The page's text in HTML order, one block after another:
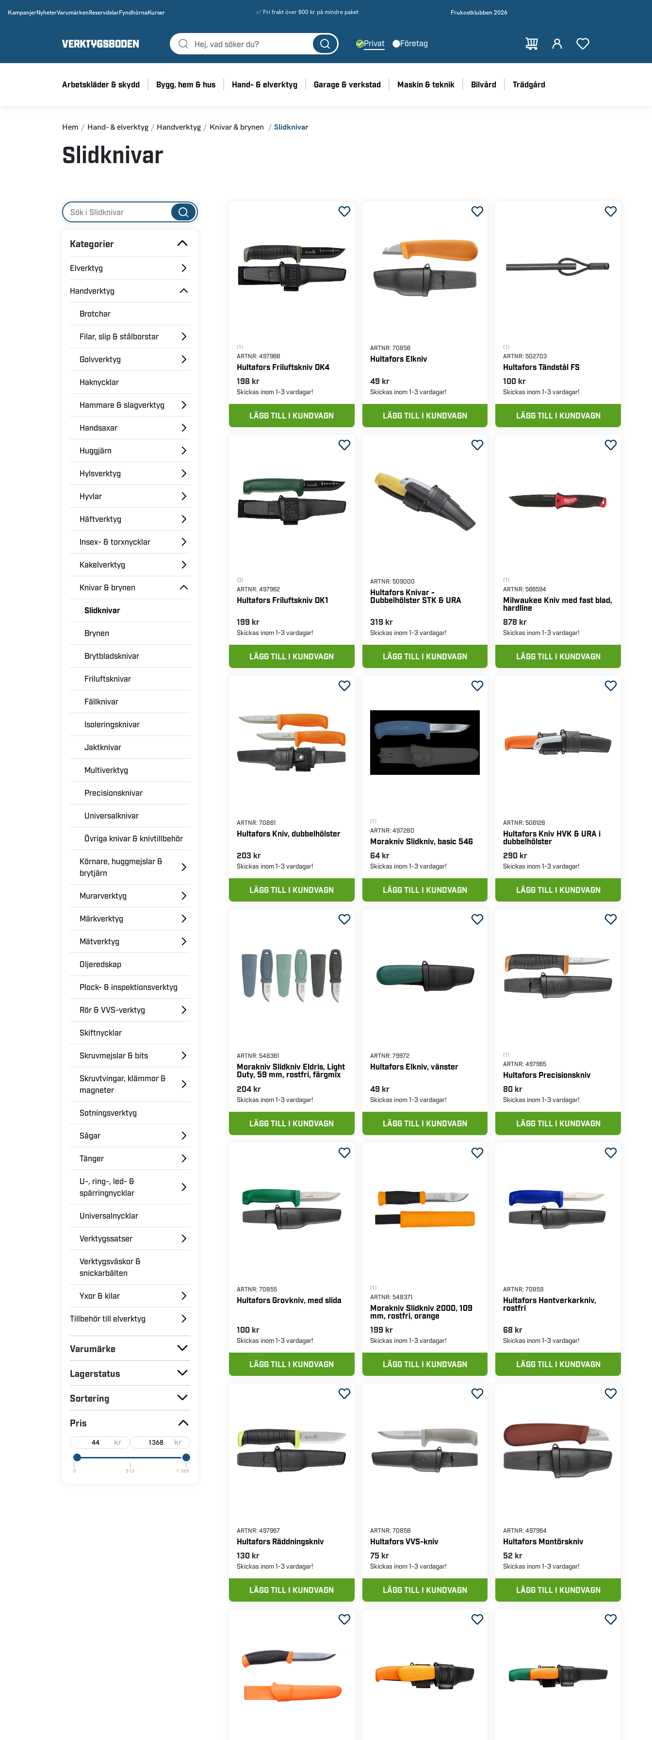
KampanjerNyheterVarumärken ReservdelarFyndhörnaKurser ✅ Fri frakt över 800 kr på mindre paket Frukostklubben 2026
Privat Företag
Arbetskläder & skydd Bygg, hem & hus Hand- & elverktyg Garage & verkstad Maskin & teknik Bilvård Trädgård
Hem Hand- & elverktyg Handverktyg Knivar & brynen Slidknivar
Slidknivar
Kategorier
Elverktyg
Handverktyg
Brotchar
Filar, slip & stålborstar
Golvverktyg
Haknycklar
Hammare & slagverktyg
Handsaxar
Huggjärn
Hylsverktyg
Hyvlar
Häftverktyg
Insex- & torxnycklar
Kakelverktyg
Knivar & brynen
Slidknivar
Brynen
Brytbladsknivar
Friluftsknivar
Fällknivar
Isoleringsknivar
Jaktknivar
Multiverktyg
Precisionsknivar
Universalknivar
Övriga knivar & knivtillbehör
Körnare, huggmejslar &
brytjärn
Murarverktyg
Märkverktyg
Mätverktyg
Oljeredskap
Plock- & inspektionsverktyg
Rör & VVS-verktyg
Skiftnycklar
Skruvmejslar & bits
Skruvtvingar, klämmor &
magneter
Sotningsverktyg
Sågar
Tänger
U-, ring-, led- &
spärringnycklar
Universalnycklar
Verktygssatser
Verktygsväskor &
snickarbälten
Yxor & kilar
Tillbehör till elverktyg
Varumärke
Lagerstatus
Sortering
Pris
kr kr
0 513 1 368
(1)
ARTNR: 497968
Hultafors Friluftskniv OK4
198 kr
Skickas inom 1-3 vardagar!
LÄGG TILL I KUNDVAGN
ARTNR: 70856
Hultafors Elkniv
49 kr
Skickas inom 1-3 vardagar!
LÄGG TILL I KUNDVAGN
(1)
ARTNR:502703
Hultafors Tändstål FS
100 kr
Skickas inom 1-3 vardagar!
LÄGG TILL I KUNDVAGN
(3)
ARTNR: 497962
Hultafors Friluftskniv OK1
199 kr
Skickas inom 1-3 vardagar!
LÄGG TILL I KUNDVAGN
ARTNR: 509000
Hultafors Knivar -
Dubbelhölster STK & URA
319 kr
Skickas inom 1-3 vardagar!
LÄGG TILL I KUNDVAGN
(1)
ARTNR:566594
Milwaukee Kniv med fast blad,
hardline
878 kr
Skickas inom 1-3 vardagar!
LÄGG TILL I KUNDVAGN
ARTNR: 70861
Hultafors Kniv, dubbelhölster
203 kr
Skickas inom 1-3 vardagar!
LÄGG TILL I KUNDVAGN
(1)
ARTNR: 497280
Morakniv Slidkniv, basic 546
64 kr
Skickas inom 1-3 vardagar!
LÄGG TILL I KUNDVAGN
ARTNR:506128
Hultafors Kniv HVK & URA i
dubbelhölster
290 kr
Skickas inom 1-3 vardagar!
LÄGG TILL I KUNDVAGN
ARTNR: 548361
Morakniv Slidkniv Eldris, Light
Duty, 59 mm, rostfri, färgmix
204 kr
Skickas inom 1-3 vardagar!
LÄGG TILL I KUNDVAGN
ARTNR: 79972
Hultafors Elkniv, vänster
49 kr
Skickas inom 1-3 vardagar!
LÄGG TILL I KUNDVAGN
(1)
ARTNR:497965
Hultafors Precisionskniv
80 kr
Skickas inom 1-3 vardagar!
LÄGG TILL I KUNDVAGN
ARTNR: 70855
Hultafors Grovkniv, med slida
100 kr
Skickas inom 1-3 vardagar!
LÄGG TILL I KUNDVAGN
(1)
ARTNR: 548371
Morakniv Slidkniv 2000, 109
mm, rostfri, orange
199 kr
Skickas inom 1-3 vardagar!
LÄGG TILL I KUNDVAGN
ARTNR:70859
Hultafors Hantverkarkniv,
rostfri
68 kr
Skickas inom 1-3 vardagar!
LÄGG TILL I KUNDVAGN
ARTNR: 497967
Hultafors Räddningskniv
130 kr
Skickas inom 1-3 vardagar!
LÄGG TILL I KUNDVAGN
ARTNR: 70858
Hultafors VVS-kniv
75 kr
Skickas inom 1-3 vardagar!
LÄGG TILL I KUNDVAGN
ARTNR:497964
Hultafors Montörskniv
52 kr
Skickas inom 1-3 vardagar!
LÄGG TILL I KUNDVAGN